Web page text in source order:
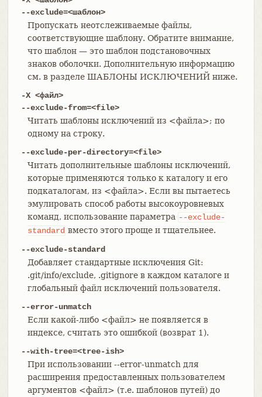
--exclude=<шаблон>
Пропускать неотслеживаемые файлы,
соответствующие шаблону. Обратите внимание,
что шаблон — это шаблон подстановочных
знаков оболочки. Дополнительную информацию
см. в разделе ШАБЛОНЫ ИСКЛЮЧЕНИЙ ниже.
-X <файл>
--exclude-from=<file>
Читать шаблоны исключений из <файла>; по
одному на строку.
--exclude-per-directory=<file>
Читать дополнительные шаблоны исключений,
которые применяются только к каталогу и его
подкаталогам, из <файла>. Если вы пытаетесь
эмулировать способ работы высокоуровневых
команд, использование параметра --exclude-
standard вместо этого проще и тщательнее.
--exclude-standard
Добавляет стандартные исключения Git:
.git/info/exclude, .gitignore в каждом каталоге и
глобальный файл исключений пользователя.
--error-unmatch
Если какой-либо <файл> не появляется в
индексе, считать это ошибкой (возврат 1).
--with-tree=<tree-ish>
При использовании --error-unmatch для
расширения предоставленных пользователем
аргументов <файл> (т.е. шаблонов путей) до